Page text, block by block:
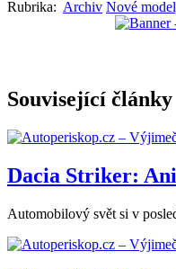
Rubrika: Archiv Nové
Související články
Dacia Striker:
Automobilový svět si v